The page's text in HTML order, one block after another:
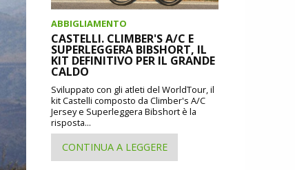
ABBIGLIAMENTO
CASTELLI. CLIMBER'S A/C E
SUPERLEGGERA BIBSHORT, IL
KIT DEFINITIVO PER IL GRANDE
CALDO
Sviluppato con gli atleti del WorldTour, il
kit Castelli composto da Climber's A/C
Jersey e Superleggera Bibshort è la
risposta...
CONTINUA A LEGGERE